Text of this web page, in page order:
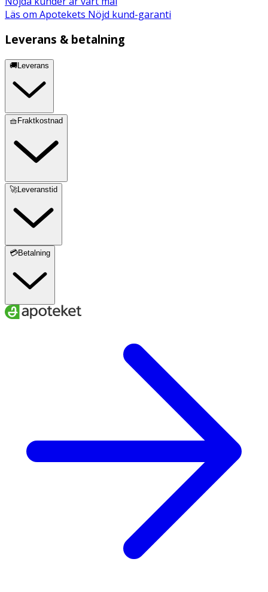
Läs om Apotekets Nöjd kund-garanti
Leverans & betalning
🚚Leverans
🧺Fraktkostnad
🚀Leveranstid
💳Betalning